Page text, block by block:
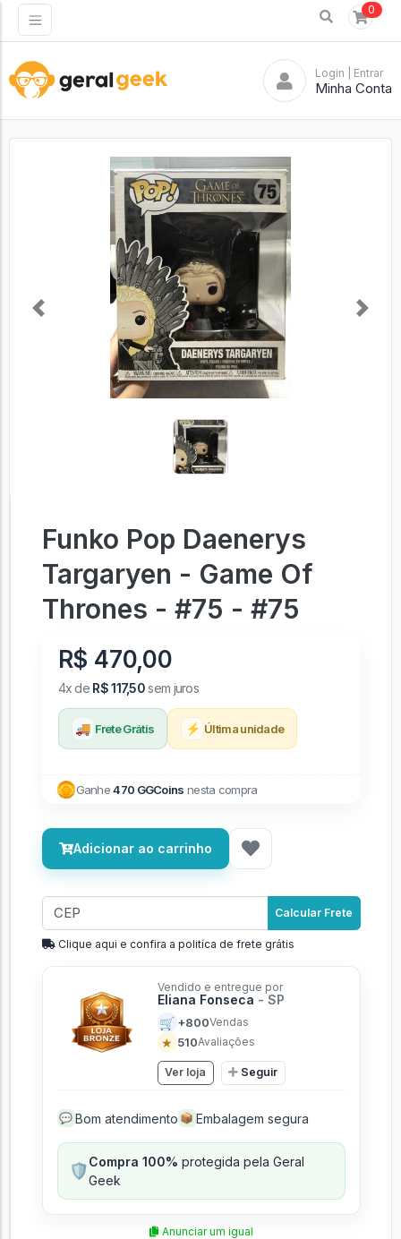
0
Login | Entrar
Minha Conta
Previous Next
Funko Pop Daenerys
Targaryen - Game Of
Thrones - #75 - #75
R$ 470,00
4x de R$ 117,50sem juros
🚚 Frete Grátis ⚡ Última unidade
Ganhe470 GGCoins nesta compra
Adicionar ao carrinho
Calcular Frete
Clique aqui e confira a politíca de frete grátis
Vendido e entregue por
Eliana Fonseca - SP
🛒 +800Vendas
★ 510Avaliações
Ver loja Seguir
💬 Bom atendimento 📦 Embalagem segura
🛡️Compra 100% protegida pela Geral
Geek
Anunciar um igual